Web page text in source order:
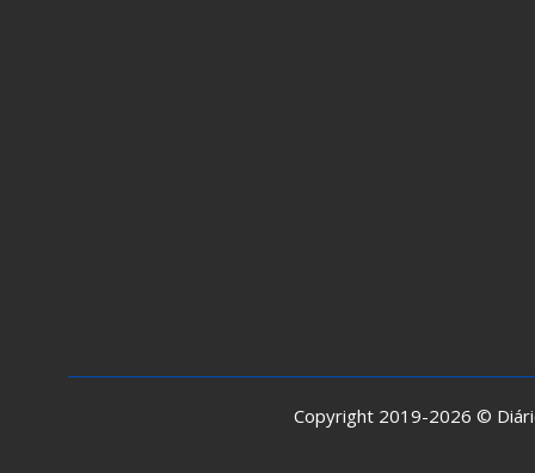
Copyright 2019-2026 ©